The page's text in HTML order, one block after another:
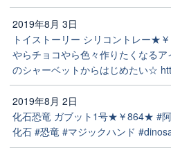
2019年8月 3日
トイストーリー シリコントレー★
やらチョコやら色々作りたくなる
のシャーベットからはじめたい☆
2019年8月 2日
化石恐竜 ガブット1号★￥864★ #
化石 #恐竜 #マジックハンド